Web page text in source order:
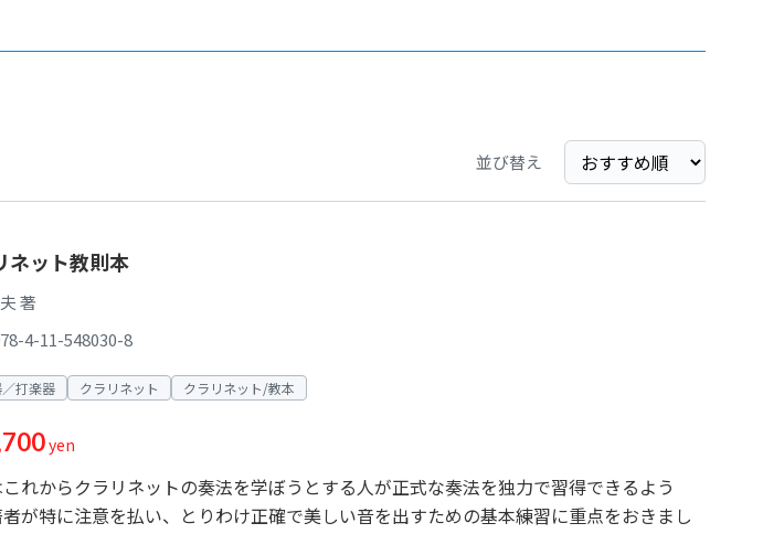
並び替え
ネット教則本
著
4-11-548030-8
打楽器 クラリネット クラリネット/教本
yen
れからクラリネットの奏法を学ぼうとする人が正式な奏法を独力で習得できるよう
が特に注意を払い、とりわけ正確で美しい音を出すための基本練習に重点をおきまし